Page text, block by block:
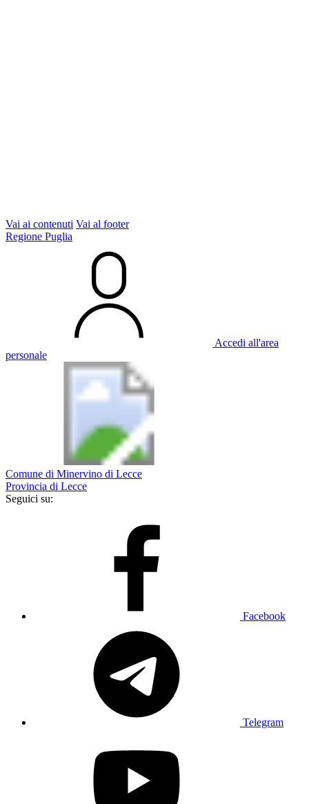
Vai ai contenuti Vai al footer
Regione Puglia
Accedi all'area
personale
Comune di Minervino di Lecce
Provincia di Lecce
Seguici su:
Facebook
Telegram